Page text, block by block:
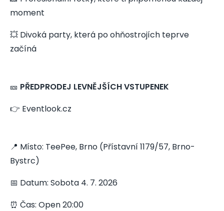
moment
💥 Divoká party, která po ohňostrojích teprve
začíná
🎫 PŘEDPRODEJ LEVNĚJŠÍCH VSTUPENEK
👉 Eventlook.cz
📍 Místo: TeePee, Brno (Přístavní 1179/57, Brno-
Bystrc)
📅 Datum: Sobota 4. 7. 2026
⏰ Čas: Open 20:00